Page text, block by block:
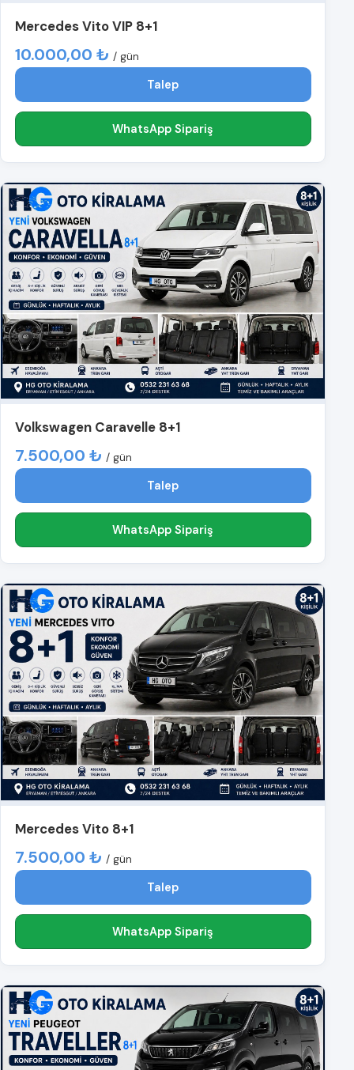
Mercedes Vito VIP 8+1
10.000,00 ₺ / gün
Talep
WhatsApp Sipariş
Volkswagen Caravelle 8+1
7.500,00 ₺ / gün
Talep
WhatsApp Sipariş
Mercedes Vito 8+1
7.500,00 ₺ / gün
Talep
WhatsApp Sipariş